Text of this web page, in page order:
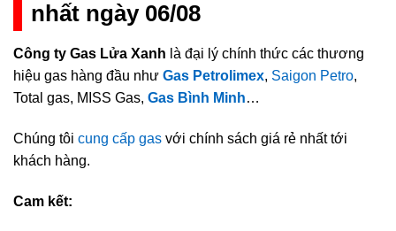
nhất ngày 06/08
Công ty Gas Lửa Xanh là đại lý chính thức các thương
hiệu gas hàng đầu như Gas Petrolimex, Saigon Petro,
Total gas, MISS Gas, Gas Bình Minh…
Chúng tôi cung cấp gas với chính sách giá rẻ nhất tới
khách hàng.
Cam kết: